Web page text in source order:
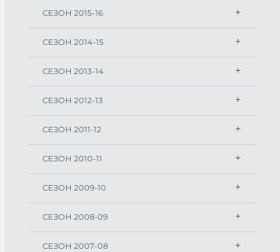
СЕЗОН 2015-16
СЕЗОН 2014-15
СЕЗОН 2013-14
СЕЗОН 2012-13
СЕЗОН 2011-12
СЕЗОН 2010-11
СЕЗОН 2009-10
СЕЗОН 2008-09
СЕЗОН 2007-08